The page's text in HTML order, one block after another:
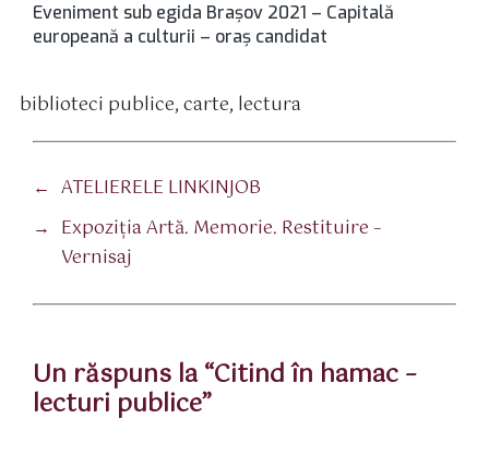
Eveniment sub egida Braşov 2021 – Capitală
europeană a culturii – oraş candidat
biblioteci publice,carte, lectura
← ATELIERELE LINKINJOB
→ Expoziția Artă. Memorie. Restituire –
Vernisaj
Un răspuns la “Citind în hamac –
lecturi publice”